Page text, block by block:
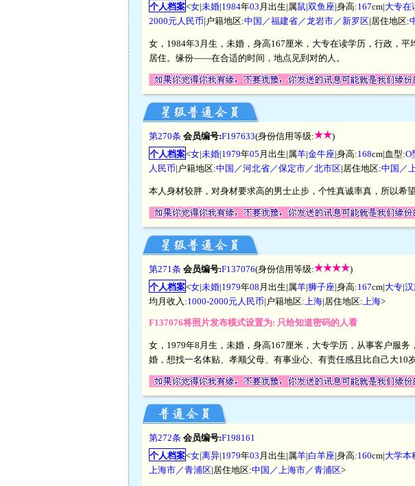
个人档案<女|未婚|1984年03 月出生|属鼠|双鱼座|身高:167cm|大专在
2000元人民币|户籍地区:中国／福建省／龙岩市／新罗区|居住地区:
女，1984年3月生，未婚，身高167厘米，大专在读学历，行政，
居住。缘份——在合适的时间，地点见到对的人。
第270条 会员编号:F197633(身份信用等级:
)
个人档案<女|未婚|1979年05 月出生|属羊|金牛座|身高:168cm|血型:O
人民币|户籍地区:中国／河北省／保定市／北市区|居住地区:中国／
本人身材较胖，对身材要求高的男士止步，个性真诚率真，所以希
第271条 会员编号:F137076(身份信用等级:
)
个人档案<女|未婚|1979年08 月出生|属羊|狮子座|身高:167cm|大专|
均月收入:1000-2000元人民币|户籍地区: 上海|居住地区: 上海>
F137076将照片发布模式设置为: 只给知道密码的人看
女，1979年8月生，未婚，身高167厘米，大专学历，从事客户服
婚，想找一名体贴、孝顺父母、有事业心、有责任感且比自己大10
第272条 会员编号:F198161
个人档案<女|离异|1979年03 月出生|属羊|白羊座|身高:160cm|大学本
上海市／青浦区|居住地区:中国／上海市／青浦区>